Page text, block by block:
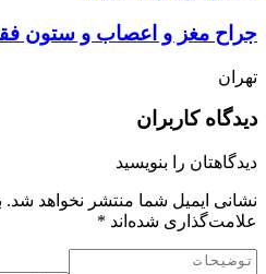
جراح مغز و اعصاب و ستون
تهران
دیدگاه کاربران
دیدگاهتان را بنویسید
نشانی ایمیل شما منتشر نخواهد شد.
علامت‌گذاری شده‌اند *